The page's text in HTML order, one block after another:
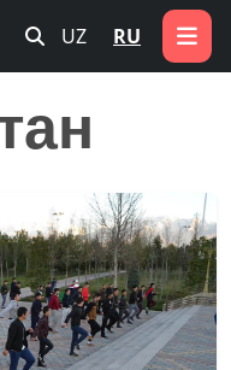
UZ RU